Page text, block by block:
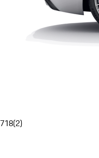
718(2)